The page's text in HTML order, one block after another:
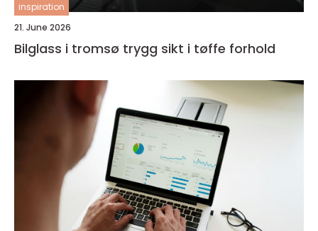
inspiration
21. June 2026
Bilglass i tromsø trygg sikt i tøffe forhold